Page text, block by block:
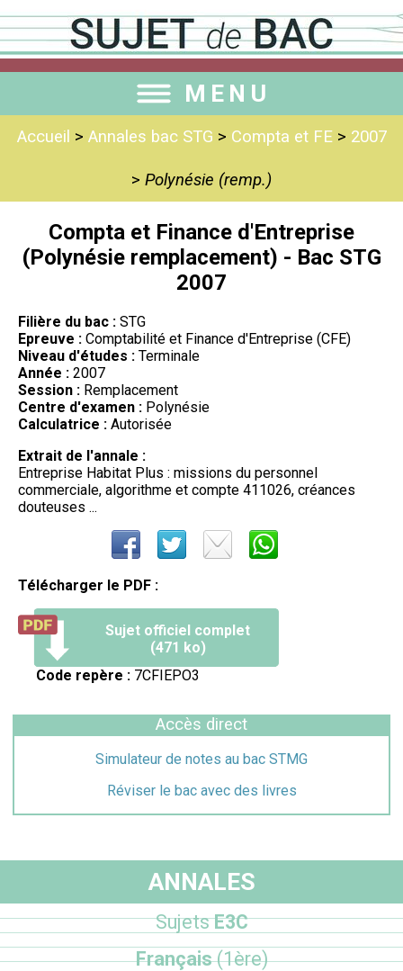
MENU
Accueil > Annales bac STG > Compta et FE> 2007
> Polynésie (remp.)
Compta et Finance d'Entreprise
(Polynésie remplacement) - Bac STG
2007
Filière du bac : STG
Epreuve : Comptabilité et Finance d'Entreprise (CFE)
Niveau d'études : Terminale
Année : 2007
Session : Remplacement
Centre d'examen : Polynésie
Calculatrice : Autorisée
Extrait de l'annale :
Entreprise Habitat Plus : missions du personnel
commerciale, algorithme et compte 411026, créances
douteuses ...
Télécharger le PDF :
Sujet officiel complet
(471 ko)
Code repère : 7CFIEPO3
Accès direct
Simulateur de notes au bac STMG
Réviser le bac avec des livres
ANNALES
SujetsE3C
Français(1ère)